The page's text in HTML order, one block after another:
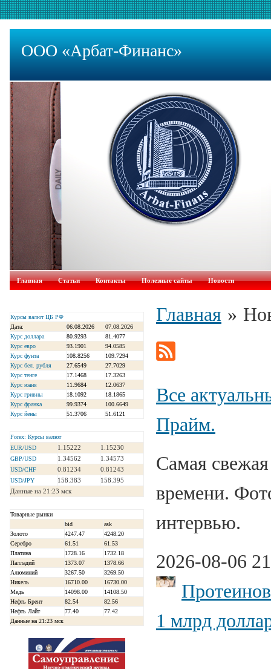
ООО «Арбат-Финанс»
Главная Статьи Контакты Полезные сайты Новости
Курсы валют ЦБ РФ
Дата:
06.08.2026
07.08.2026
Курс доллара
80.9293
81.4077
Курс евро
93.1901
94.0585
Курс фунта
108.8256
109.7294
Курс бел. рубля
27.6549
27.7029
Курс тенге
17.1468
17.3263
Курс юаня
11.9684
12.0637
Курс гривны
18.1092
18.1865
Курс франка
99.9374
100.6649
Курс йены
51.3706 51.6121
Forex: Курсы валют
EUR/USD
1.15222 1.15230
GBP/USD 1.34562 1.34573
USD/CHF 0.81234 0.81243
USD/JPY 158.383
158.395
Данные на 21:23 мск
Товарные рынки
bid
ask
Золото
4247.47
4248.20
Серебро
61.51
61.53
Платина
1728.16
1732.18
Палладий
1373.07
1378.66
Алюминий
3267.50
3269.50
Никель
16710.00
16730.00
Медь
14098.00
14108.50
Нефть Брент
82.54
82.56
Нефть Лайт
77.40
77.42
Данные на 21:23 мск
Главная »
Все
Прайм.
Самая
времени.
интервью.
2026-08-06
1 млрд